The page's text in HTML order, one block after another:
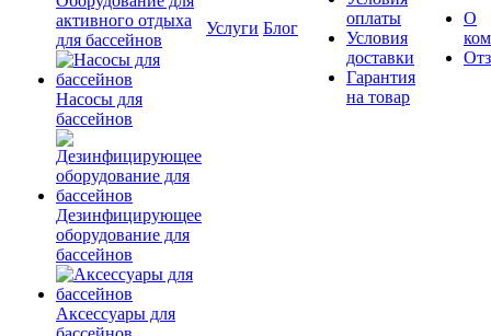
активного отдыха
для бассейнов
Насосы для
бассейнов
Дезинфицирующее
оборудование для
бассейнов
Аксессуары для
Услуги Блог
оплаты
Условия
доставки
Гарантия
на товар
О